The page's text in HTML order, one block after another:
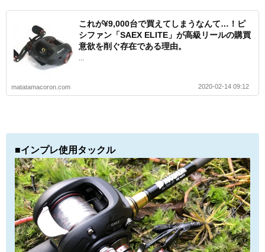
これが¥9,000台で買えてしまうなんて…！ピ
シファン「SAEX ELITE」が高級リールの購買
意欲を削ぐ存在である理由。
...
matatamacoron.com 2020-02-14 09:12
■インプレ使用タックル